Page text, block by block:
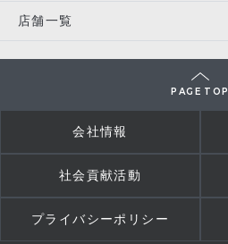
店舗一覧
PAGE TOP
会社情報
社会貢献活動
プライバシーポリシー